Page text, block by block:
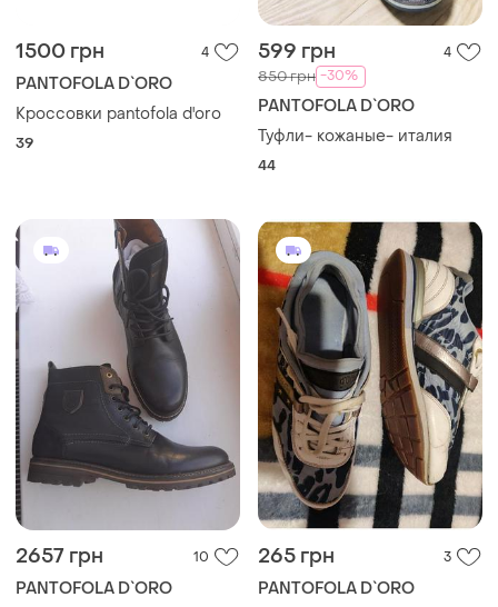
1500 грн 4
PANTOFOLA D`ORO
Кроссовки pantofola d'oro
39
599 грн 4
850 грн -30%
PANTOFOLA D`ORO
Туфли- кожаные- италия
44
2657 грн 10
PANTOFOLA D`ORO
265 грн 3
PANTOFOLA D`ORO